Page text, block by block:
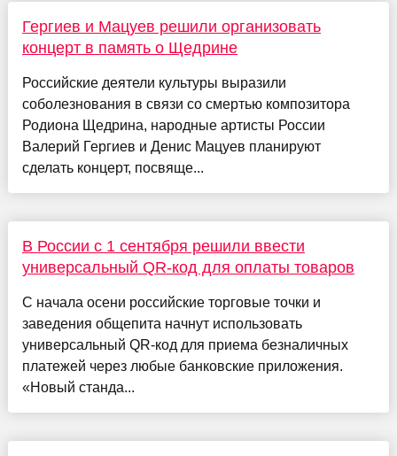
Гергиев и Мацуев решили организовать
концерт в память о Щедрине
Российские деятели культуры выразили
соболезнования в связи со смертью композитора
Родиона Щедрина, народные артисты России
Валерий Гергиев и Денис Мацуев планируют
сделать концерт, посвяще...
В России с 1 сентября решили ввести
универсальный QR-код для оплаты товаров
С начала осени российские торговые точки и
заведения общепита начнут использовать
универсальный QR-код для приема безналичных
платежей через любые банковские приложения.
«Новый станда...